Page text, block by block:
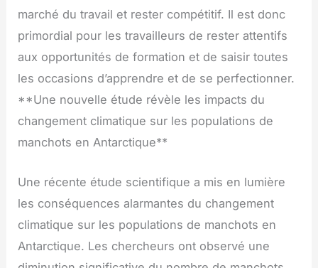
marché du travail et rester compétitif. Il est donc
primordial pour les travailleurs de rester attentifs
aux opportunités de formation et de saisir toutes
les occasions d’apprendre et de se perfectionner.
**Une nouvelle étude révèle les impacts du
changement climatique sur les populations de
manchots en Antarctique**
Une récente étude scientifique a mis en lumière
les conséquences alarmantes du changement
climatique sur les populations de manchots en
Antarctique. Les chercheurs ont observé une